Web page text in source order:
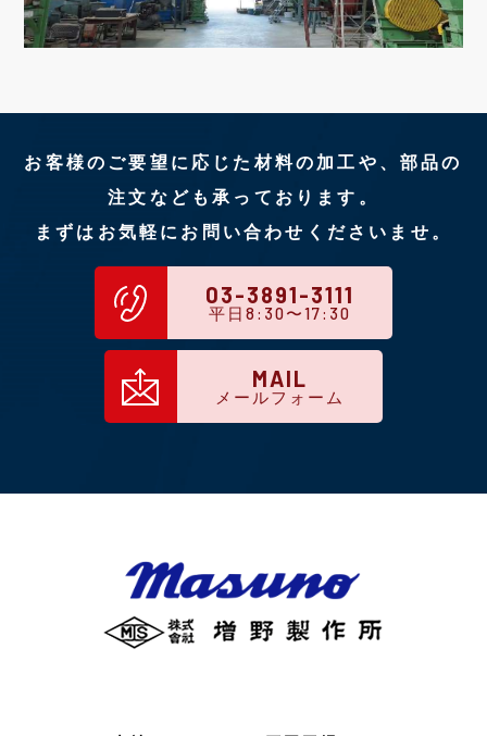
お客様のご要望に応じた材料の加工や、部品の
注文なども承っております。
まずはお気軽にお問い合わせくださいませ。
03-3891-3111
平日8:30〜17:30
MAIL
メールフォーム